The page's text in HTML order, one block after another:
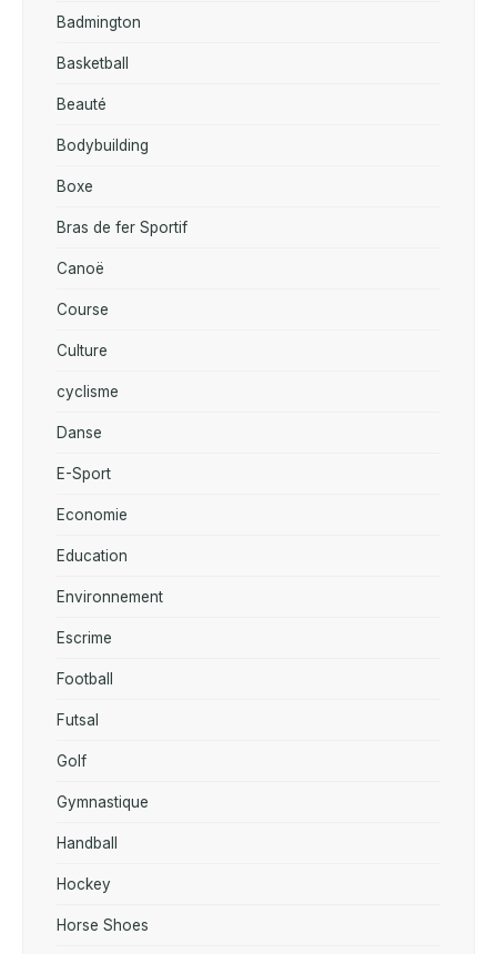
Badmington
Basketball
Beauté
Bodybuilding
Boxe
Bras de fer Sportif
Canoë
Course
Culture
cyclisme
Danse
E-Sport
Economie
Education
Environnement
Escrime
Football
Futsal
Golf
Gymnastique
Handball
Hockey
Horse Shoes